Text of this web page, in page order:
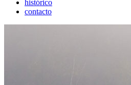
histórico
contacto